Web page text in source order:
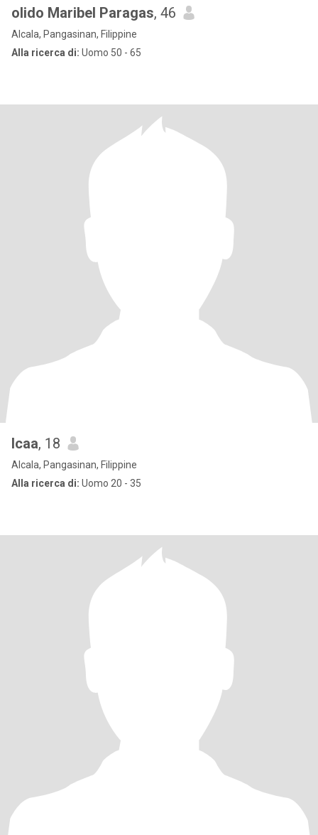
olido Maribel Paragas, 46
Alcala, Pangasinan, Filippine
Alla ricerca di: Uomo 50 - 65
Icaa, 18
Alcala, Pangasinan, Filippine
Alla ricerca di: Uomo 20 - 35